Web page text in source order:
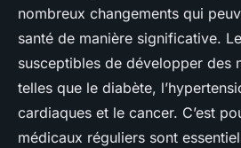
nombreux changements qui
santé de manière significative.
susceptibles de développer des
telles que le diabète,
cardiaques et le cancer. C’est
médicaux réguliers sont